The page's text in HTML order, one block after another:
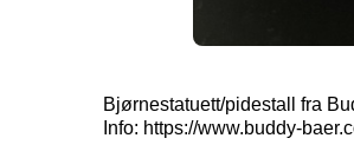
Bjørnestatuett/pidestall fra
Info: https://www.buddy-